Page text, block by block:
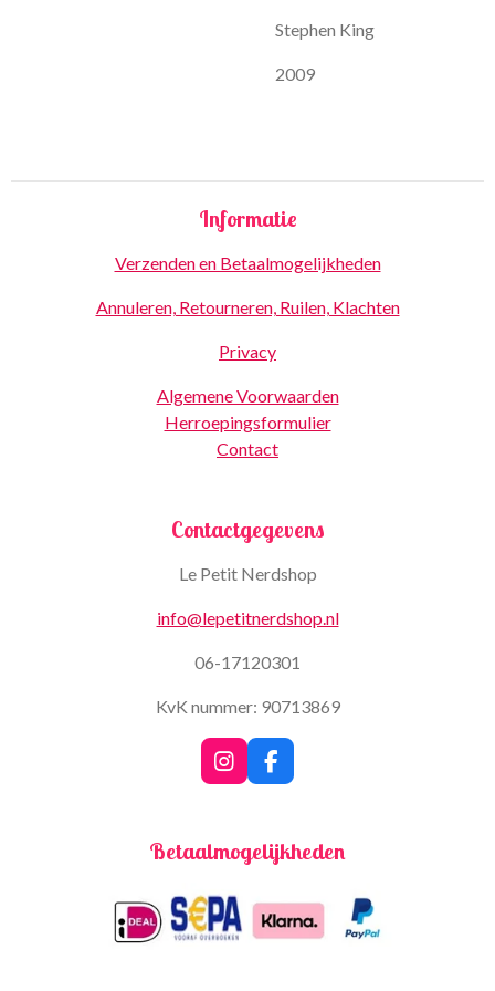
Stephen King
2009
Informatie
Verzenden en Betaalmogelijkheden
Annuleren, Retourneren, Ruilen, Klachten
Privacy
Algemene Voorwaarden
Herroepingsformulier
Contact
Contactgegevens
Le Petit Nerdshop
info@lepetitnerdshop.nl
06-17120301
KvK nummer: 90713869
I
n
a
r
a
m
F
a
b
k
Betaalmogelijkheden